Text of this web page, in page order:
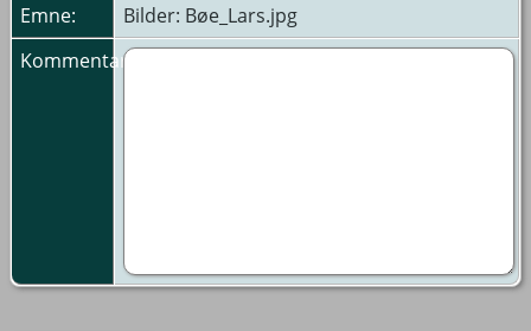
Emne:
Bilder: Bøe_Lars.jpg
Kommentarer: